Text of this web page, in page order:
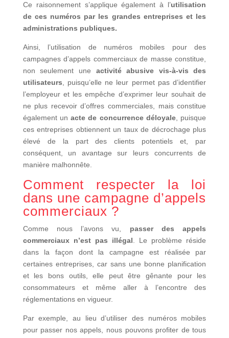
Ce raisonnement s’applique également à l’utilisation
de ces numéros par les grandes entreprises et les
administrations publiques.
Ainsi, l’utilisation de numéros mobiles pour des
campagnes d’appels commerciaux de masse constitue,
non seulement une activité abusive vis-à-vis des
utilisateurs , puisqu’elle ne leur permet pas d’identifier
l’employeur et les empêche d’exprimer leur souhait de
ne plus recevoir d’offres commerciales, mais constitue
également unacte de concurrence déloyale, puisque
ces entreprises obtiennent un taux de décrochage plus
élevé de la part des clients potentiels et, par
conséquent, un avantage sur leurs concurrents de
manière malhonnête.
Comment respecter la loi
dans une campagne d’appels
commerciaux ?
Comme nous l’avons vu, passer des appels
commerciaux n’est pas illégal . Le problème réside
dans la façon dont la campagne est réalisée par
certaines entreprises, car sans une bonne planification
et les bons outils, elle peut être gênante pour les
consommateurs et même aller à l’encontre des
réglementations en vigueur.
Par exemple, au lieu d’utiliser des numéros mobiles
pour passer nos appels, nous pouvons profiter de tous